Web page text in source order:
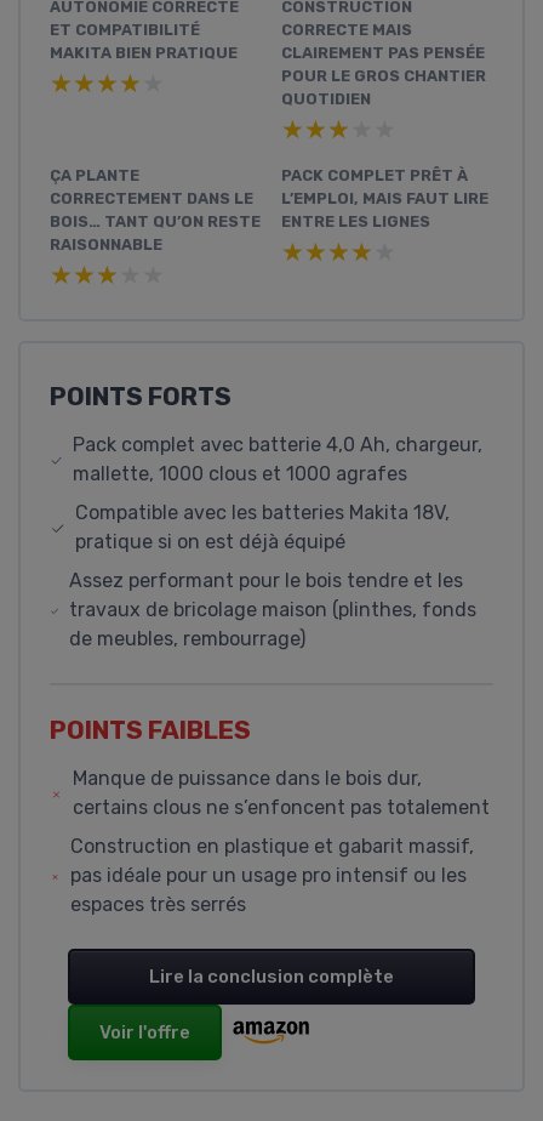
AUTONOMIE CORRECTE
ET COMPATIBILITÉ
MAKITA BIEN PRATIQUE
★★★★★
★★★★★
CONSTRUCTION
CORRECTE MAIS
CLAIREMENT PAS PENSÉE
POUR LE GROS CHANTIER
QUOTIDIEN
★★★★★
★★★★★
ÇA PLANTE
CORRECTEMENT DANS LE
BOIS… TANT QU’ON RESTE
RAISONNABLE
★★★★★
★★★★★
PACK COMPLET PRÊT À
L’EMPLOI, MAIS FAUT LIRE
ENTRE LES LIGNES
★★★★★
★★★★★
POINTS FORTS
Pack complet avec batterie 4,0 Ah, chargeur,
mallette, 1000 clous et 1000 agrafes
Compatible avec les batteries Makita 18V,
pratique si on est déjà équipé
Assez performant pour le bois tendre et les
travaux de bricolage maison (plinthes, fonds
de meubles, rembourrage)
POINTS FAIBLES
Manque de puissance dans le bois dur,
certains clous ne s’enfoncent pas totalement
Construction en plastique et gabarit massif,
pas idéale pour un usage pro intensif ou les
espaces très serrés
Lire la conclusion complète
Voir l'offre